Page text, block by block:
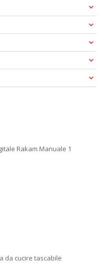
Rakam Manuale 1
da cucire tascabile